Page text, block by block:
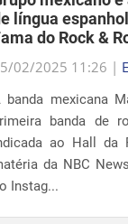
02/2025 11:26 |
banda de
ao Hall da
da NBC
Instag...
Continue Lendo...